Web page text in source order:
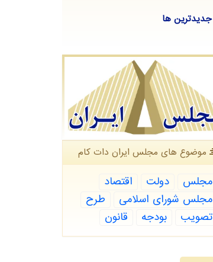
جدیدترین ها
موضوع های مجلس ایران دات كام
مجلس دولت
اقتصاد
مجلس شورای اسلامی
طرح
تصویب
بودجه قانون